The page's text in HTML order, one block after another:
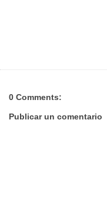
0 Comments:
Publicar un comentario